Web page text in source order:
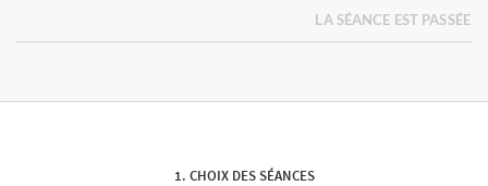
LA SÉANCE EST PASSÉE
CHOIX DES SÉANCES